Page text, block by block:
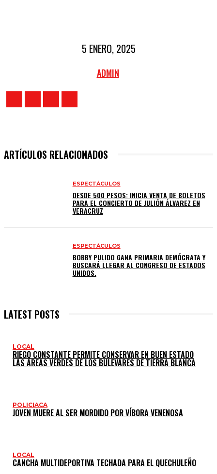
5 ENERO, 2025
ADMIN
ARTÍCULOS RELACIONADOS
ESPECTÁCULOS
DESDE 500 PESOS: INICIA VENTA DE BOLETOS
PARA EL CONCIERTO DE JULIÓN ÁLVAREZ EN
VERACRUZ
ESPECTÁCULOS
BOBBY PULIDO GANA PRIMARIA DEMÓCRATA Y
BUSCARÁ LLEGAR AL CONGRESO DE ESTADOS
UNIDOS.
LATEST POSTS
LOCAL
RIEGO CONSTANTE PERMITE CONSERVAR EN BUEN ESTADO
LAS ÁREAS VERDES DE LOS BULEVARES DE TIERRA BLANCA
POLICIACA
JOVEN MUERE AL SER MORDIDO POR VÍBORA VENENOSA
LOCAL
CANCHA MULTIDEPORTIVA TECHADA PARA EL QUECHULEÑO